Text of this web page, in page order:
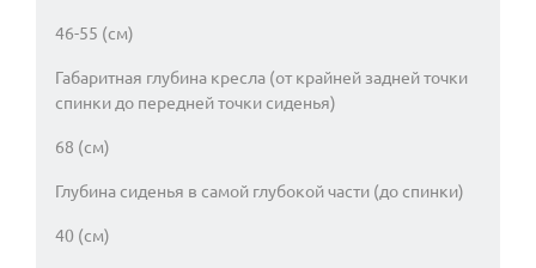
46-55 (см)
Габаритная глубина кресла (от крайней задней точки
спинки до передней точки сиденья)
68 (см)
Глубина сиденья в самой глубокой части (до спинки)
40 (см)